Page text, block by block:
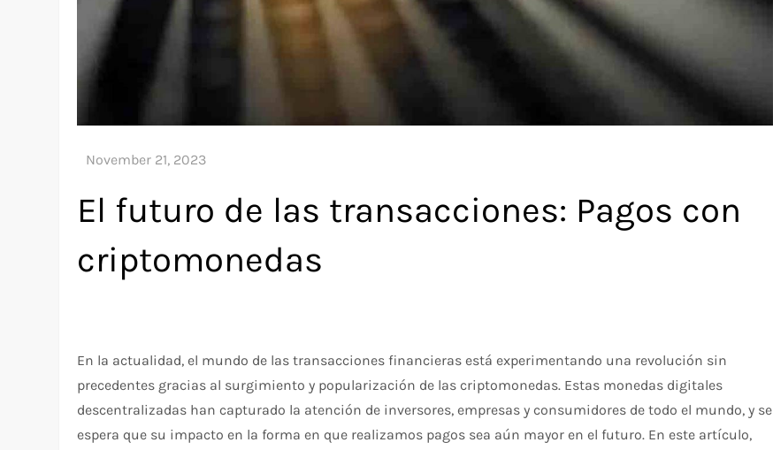
El futuro de las transacciones: Pagos con
criptomonedas
En la actualidad, el mundo de las transacciones financieras está experimentando una revolución sin
precedentes gracias al surgimiento y popularización de las criptomonedas. Estas monedas digitales
descentralizadas han capturado la atención de inversores, empresas y consumidores de todo el mundo, y se
espera que su impacto en la forma en que realizamos pagos sea aún mayor en el futuro. En este artículo,